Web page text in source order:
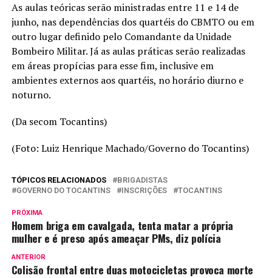
As aulas teóricas serão ministradas entre 11 e 14 de
junho, nas dependências dos quartéis do CBMTO ou em
outro lugar definido pelo Comandante da Unidade
Bombeiro Militar. Já as aulas práticas serão realizadas
em áreas propícias para esse fim, inclusive em
ambientes externos aos quartéis, no horário diurno e
noturno.
(Da secom Tocantins)
(Foto: Luiz Henrique Machado/Governo do Tocantins)
TÓPICOS RELACIONADOS
BRIGADISTAS
GOVERNO DO TOCANTINS
INSCRIÇÕES TOCANTINS
PRÓXIMA
Homem briga em cavalgada, tenta matar a própria
mulher e é preso após ameaçar PMs, diz polícia
ANTERIOR
Colisão frontal entre duas motocicletas provoca morte